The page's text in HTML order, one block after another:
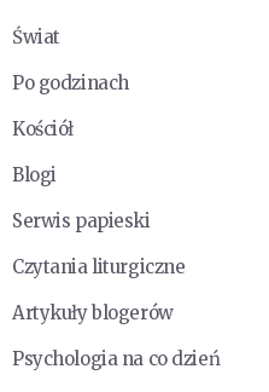
Świat
Po godzinach
Kościół
Blogi
Serwis papieski
Czytania liturgiczne
Artykuły blogerów
Psychologia na co dzień